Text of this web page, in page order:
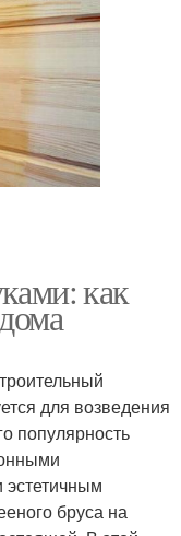
как
для возведения
популярность
эстетичным
бруса на